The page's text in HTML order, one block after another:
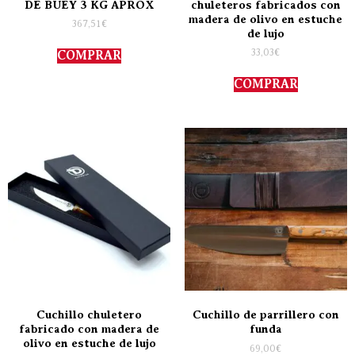
DE BUEY 3 KG APROX
367,51 €
COMPRAR
chuleteros fabricados con
madera de olivo en estuche
de lujo
33,03€
COMPRAR
Cuchillo chuletero
fabricado con madera de
olivo en estuche de lujo
Cuchillo de parrillero con
funda
69,00€